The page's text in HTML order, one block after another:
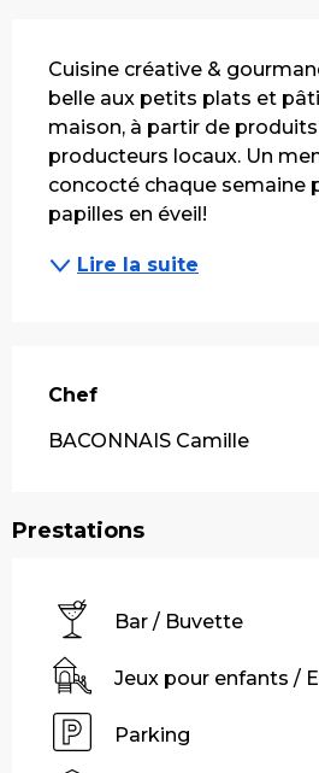
Cuisine créative &
belle aux petits plats et
maison, à partir de
producteurs locaux. Un
concocté chaque semaine
papilles en éveil!
Lire la suite
Chef
Chef
BACONNAIS Camille
Prestations
Bar / Buvette
Jeux pour enfants /
Parking